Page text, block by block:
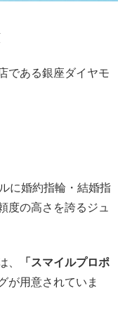
である銀座ダイヤモ
に婚約指輪・結婚指
度の高さを誇るジュ
、
「スマイルプロポ
が用意されていま